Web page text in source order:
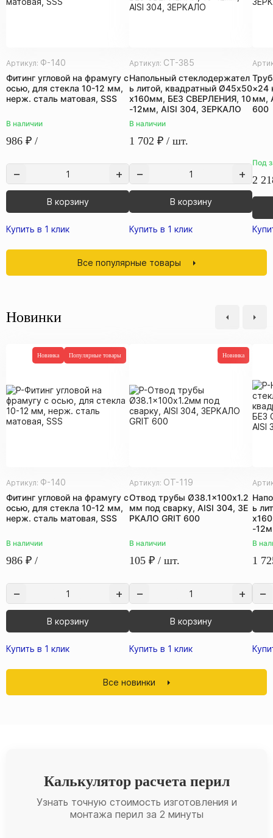
Артикул: Ф-140
Фитинг угловой на фрамугу с
осью, для стекла 10-12 мм,
нерж. сталь матовая, SSS
В наличии
986 ₽ /
В корзину
Купить в 1 клик
Артикул: СТ-385
Напольный стеклодержател
ь литой, квадратный Ø45х50
х160мм, БЕЗ СВЕРЛЕНИЯ, 10
-12мм, AISI 304, ЗЕРКАЛО
В наличии
1 702 ₽ / шт.
В корзину
Купить в 1 клик
×24
мм,
600
Под
2
Все популярные товары
Новинки
Новинка Популярные товары
Артикул: Ф-140
Фитинг угловой на фрамугу с
осью, для стекла 10-12 мм,
нерж. сталь матовая, SSS
В наличии
986 ₽ /
В корзину
Купить в 1 клик
Новинка
Артикул: ОТ-119
Отвод трубы Ø38.1x100х1.2
мм под сварку, AISI 304, ЗЕ
РКАЛО GRIT 600
В наличии
105 ₽ / шт.
В корзину
Купить в 1 клик
ь
-
В
1
Все новинки
Калькулятор расчета перил
Узнать точную стоимость изготовления и
монтажа перил за 2 минуты